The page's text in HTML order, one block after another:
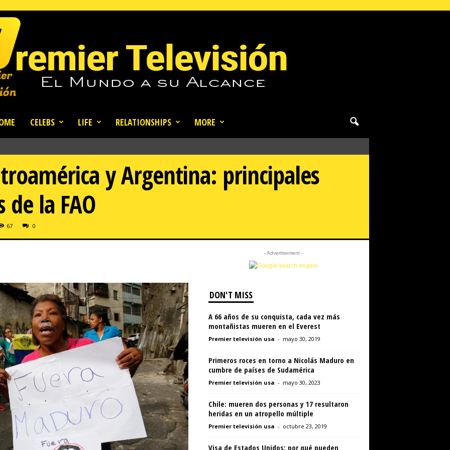
CELEBS LIFE RELATIONSHIPS MORE
y Argentina: principales
de la FAO
67 0
- Advertisement -
DON'T MISS
A 66 años de su conquista, cada vez más
montañistas mueren en el Everest
Premier televisión usa - mayo 30, 2019
Primeros roces en torno a Nicolás Maduro en
cumbre de países de Sudamérica
Premier televisión usa - mayo 30, 2023
Chile: mueren dos personas y 17 resultaron
heridas en un atropello múltiple
Premier televisión usa - octubre 23, 2019
Visa de Estados Unidos: por qué pueden